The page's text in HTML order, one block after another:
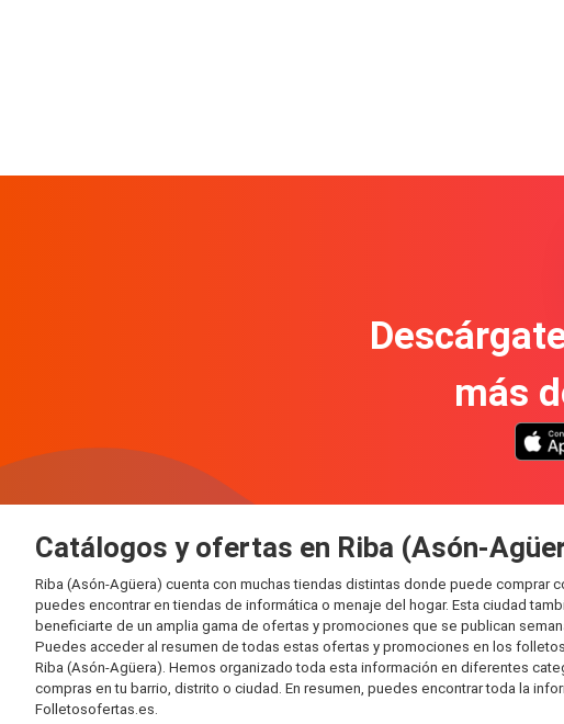
más
Catálogos y ofertas en Riba (Asón-
Riba (Asón-Agüera) cuenta con muchas tiendas distintas donde puede
puedes encontrar en tiendas de informática o menaje del hogar. Esta ciudad
beneficiarte de un amplia gama de ofertas y promociones que se publican
Puedes acceder al resumen de todas estas ofertas y promociones en los
Riba (Asón-Agüera). Hemos organizado toda esta información en diferentes
compras en tu barrio, distrito o ciudad. En resumen, puedes encontrar toda la
Folletosofertas.es.